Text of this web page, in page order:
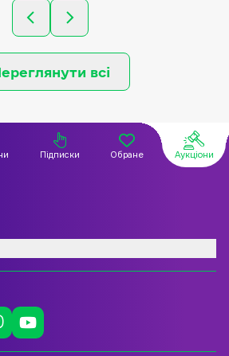
всі
Підписки Обране Аукціони